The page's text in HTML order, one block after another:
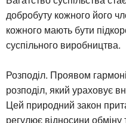
добробуту кожного його
кожного мають бути
суспільного виробництва.
Розподіл. Проявом
розподіл, який ураховує
Цей природний закон
регулює відносини